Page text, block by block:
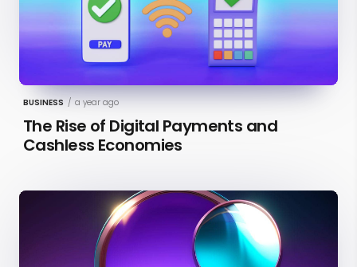
BUSINESS / a year ago
The Rise of Digital Payments and
Cashless Economies